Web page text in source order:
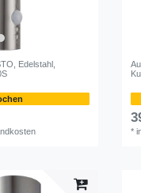
Edelstahl,
*